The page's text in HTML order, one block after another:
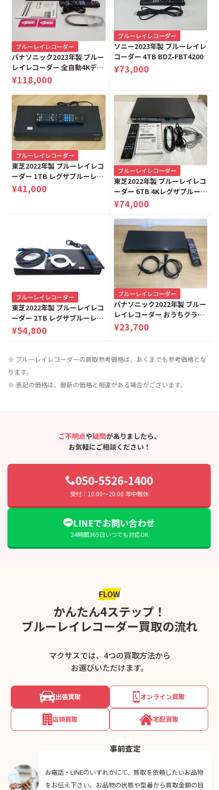
ブルーレイレコーダー
パナソニック2023年製 ブルー
レイレコーダー 全自動4Kディ
ーガ 6TB DMR-2X602
¥118,000
ブルーレイレコーダー
ソニー2023年製 ブルーレイレ
コーダー 4TB BDZ-FBT4200
¥73,000
ブルーレイレコーダー
東芝2022年製 ブルーレイレコ
ーダー 1TB レグザブルーレイ
DBR-T1010
¥41,000
ブルーレイレコーダー
東芝2022年製 ブルーレイレコ
ーダー 6TB 4Kレグザブルーレ
イ DBR-4KZ600
¥74,000
ブルーレイレコーダー
東芝2022年製 ブルーレイレコ
ーダー 2TB レグザブルーレイ
DBR-W2010
¥54,800
ブルーレイレコーダー
パナソニック2022年製 ブルー
レイレコーダー おうちクラウ
ドディーガ 1TB DMR-2W101
¥23,700
※ ブルーレイレコーダーの買取参考価格は、あくまでも参考価格とな
ります。
※ 表記の価格は、最新の価格と相違がある場合がございます。
ご不明点や疑問がありましたら、
お気軽にご相談ください！
050-5526-1400
受付：10:00〜20:00 年中無休
LINEでお問い合わせ
24時間365日いつでも対応OK
FLOW
かんたん4ステップ！
ブルーレイレコーダー買取の流れ
マクサスでは、4つの買取方法から
お選びいただけます。
出張買取 オンライン買取
店頭買取 宅配買取
01
事前査定
お電話・LINEのいずれかにて、買取を依頼したいお品物
をお伝え下さい。お品物の状態や型番から買取金額の目